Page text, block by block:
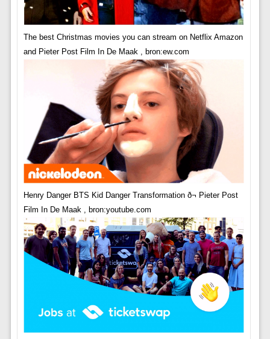
The best Christmas movies you can stream on Netflix Amazon
and Pieter Post Film In De Maak , bron:ew.com
Henry Danger BTS Kid Danger Transformation ð¬ Pieter Post
Film In De Maak , bron:youtube.com